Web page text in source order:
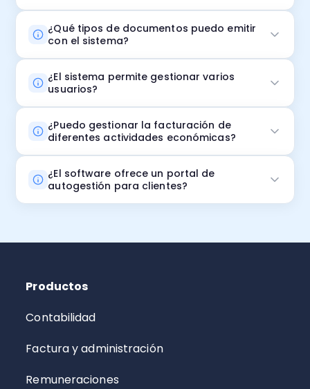
puedes ver el paso a paso
¿Qué tipos de documentos puedo emitir
con el sistema?
¿El sistema permite gestionar varios
usuarios?
¿Puedo gestionar la facturación de
diferentes actividades económicas?
¿El software ofrece un portal de
autogestión para clientes?
Productos
Contabilidad
Factura y administración
Remuneraciones